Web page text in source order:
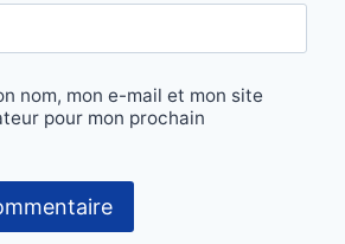
nom, mon e-mail et mon site
pour mon prochain